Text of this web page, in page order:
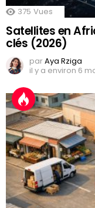
375 Vues
Satellites en
clés (2026)
parAya Rziga
il y a environ 6